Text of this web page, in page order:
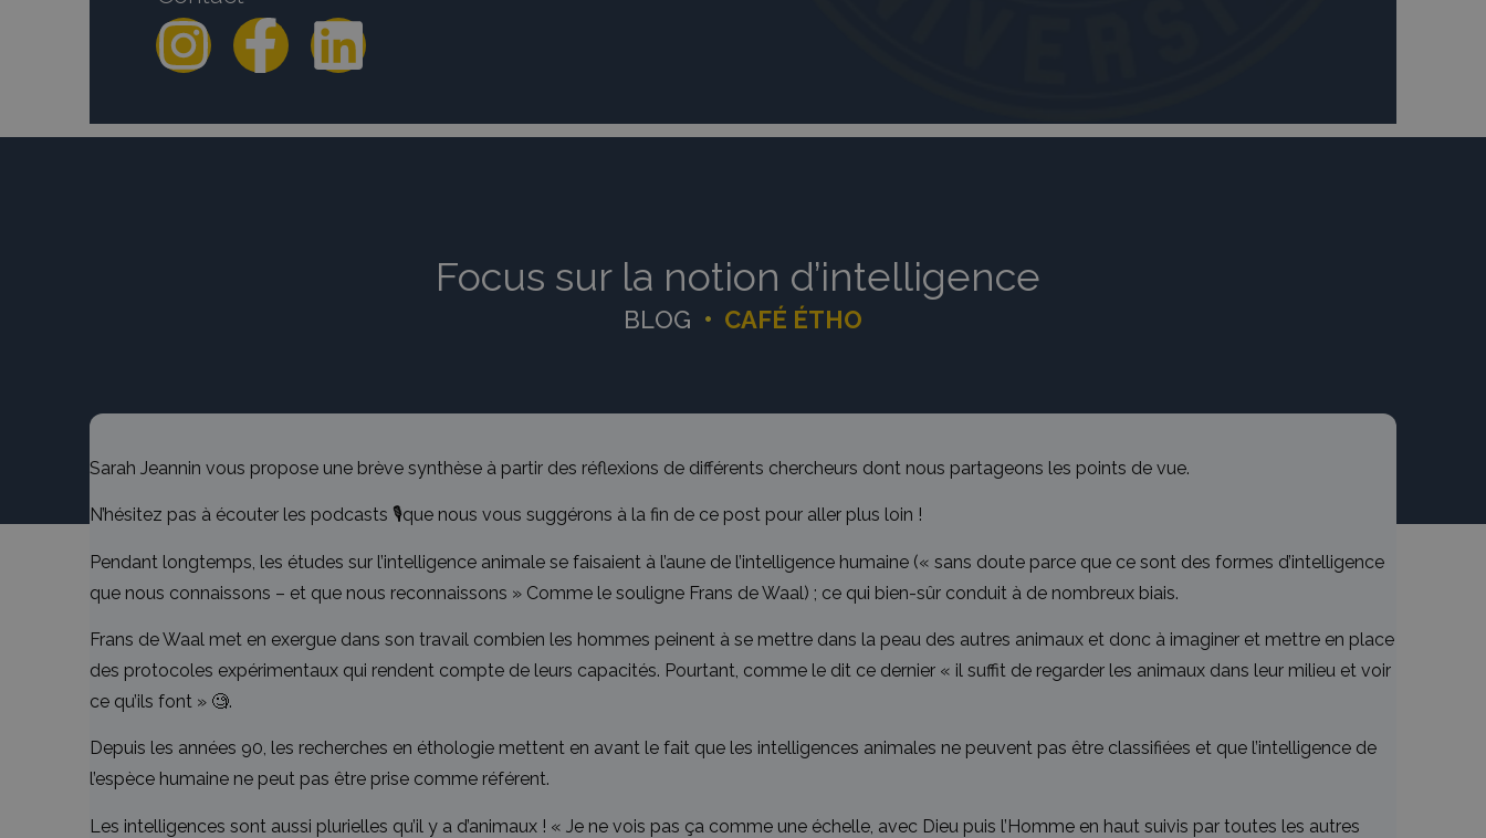
Focus sur la notion d’intelligence
BLOG • CAFÉ ÉTHO
Sarah Jeannin vous propose une brève synthèse à partir des réflexions de différents chercheurs dont nous partageons les points de vue.
N’hésitez pas à écouter les podcasts 🎙️que nous vous suggérons à la fin de ce post pour aller plus loin !
Pendant longtemps, les études sur l’intelligence animale se faisaient à l’aune de l’intelligence humaine (« sans doute parce que ce sont des formes d’intelligence
que nous connaissons – et que nous reconnaissons » Comme le souligne Frans de Waal) ; ce qui bien-sûr conduit à de nombreux biais.
Frans de Waal met en exergue dans son travail combien les hommes peinent à se mettre dans la peau des autres animaux et donc à imaginer et mettre en place
des protocoles expérimentaux qui rendent compte de leurs capacités. Pourtant, comme le dit ce dernier « il suffit de regarder les animaux dans leur milieu et voir
ce qu’ils font » 🧐.
Depuis les années 90, les recherches en éthologie mettent en avant le fait que les intelligences animales ne peuvent pas être classifiées et que l’intelligence de
l’espèce humaine ne peut pas être prise comme référent.
Les intelligences sont aussi plurielles qu’il y a d’animaux ! « Je ne vois pas ça comme une échelle, avec Dieu puis l’Homme en haut suivis par toutes les autres